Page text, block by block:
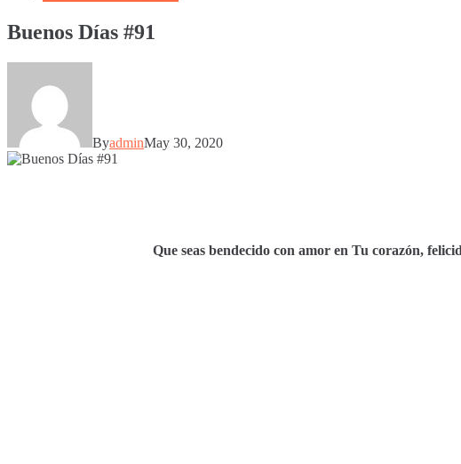
Buenos Días #91
ByadminMay 30, 2020
Que seas bendecido con amor en Tu corazón,